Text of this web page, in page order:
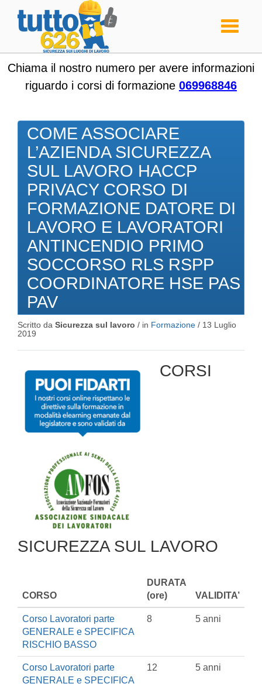
Toggle
Chiama il nostro numero per avere informazioni
riguardo i corsi di formazione 069968846
COME ASSOCIARE
L’AZIENDA SICUREZZA
SUL LAVORO HACCP
PRIVACY CORSO DI
FORMAZIONE DATORE DI
LAVORO E LAVORATORI
ANTINCENDIO PRIMO
SOCCORSO RLS RSPP
COORDINATORE HSE PAS
PAV
Scritto da Sicurezza sul lavoro / in Formazione / 13 Luglio
2019
CORSI
SICUREZZA SUL LAVORO
CORSO
DURATA
(ore)
VALIDITA’
Corso Lavoratori parte
GENERALE e SPECIFICA
RISCHIO BASSO
8 5 anni
Corso Lavoratori parte
GENERALE e SPECIFICA
12 5 anni